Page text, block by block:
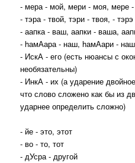
- мера - мой, мери - моя, мере
- тэра - твой, тэри - твоя, -
- аапка - ваш, аапки - ваша,
- hамАара - наш, hамАари -
- ИскА - его (есть нюансы с
необязательны)
- ИнкА - их (а ударение
что слово сложено как бы из
ударнее определить сложно)
- йе - это, этот
- во - то, тот
- дУсра - другой